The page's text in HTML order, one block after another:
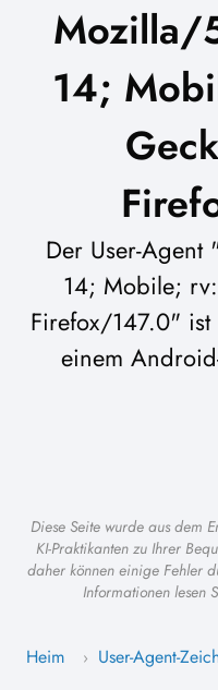
Mozilla/
14;
Der User-
14; Mobile;
Firefox/147.0"
einem
Diese Seite wurde aus dem
KI-Praktikanten zu Ihrer
daher können einige Fehler
Informationen lesen
Heim › User-Agent-